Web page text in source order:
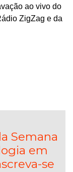
dissertações e
para uma
Semana
em
se